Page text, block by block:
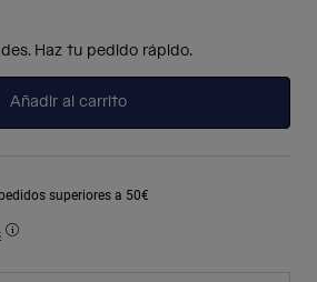
Haz tu pedido rápido.
Añadir al carrito
superiores a 50€